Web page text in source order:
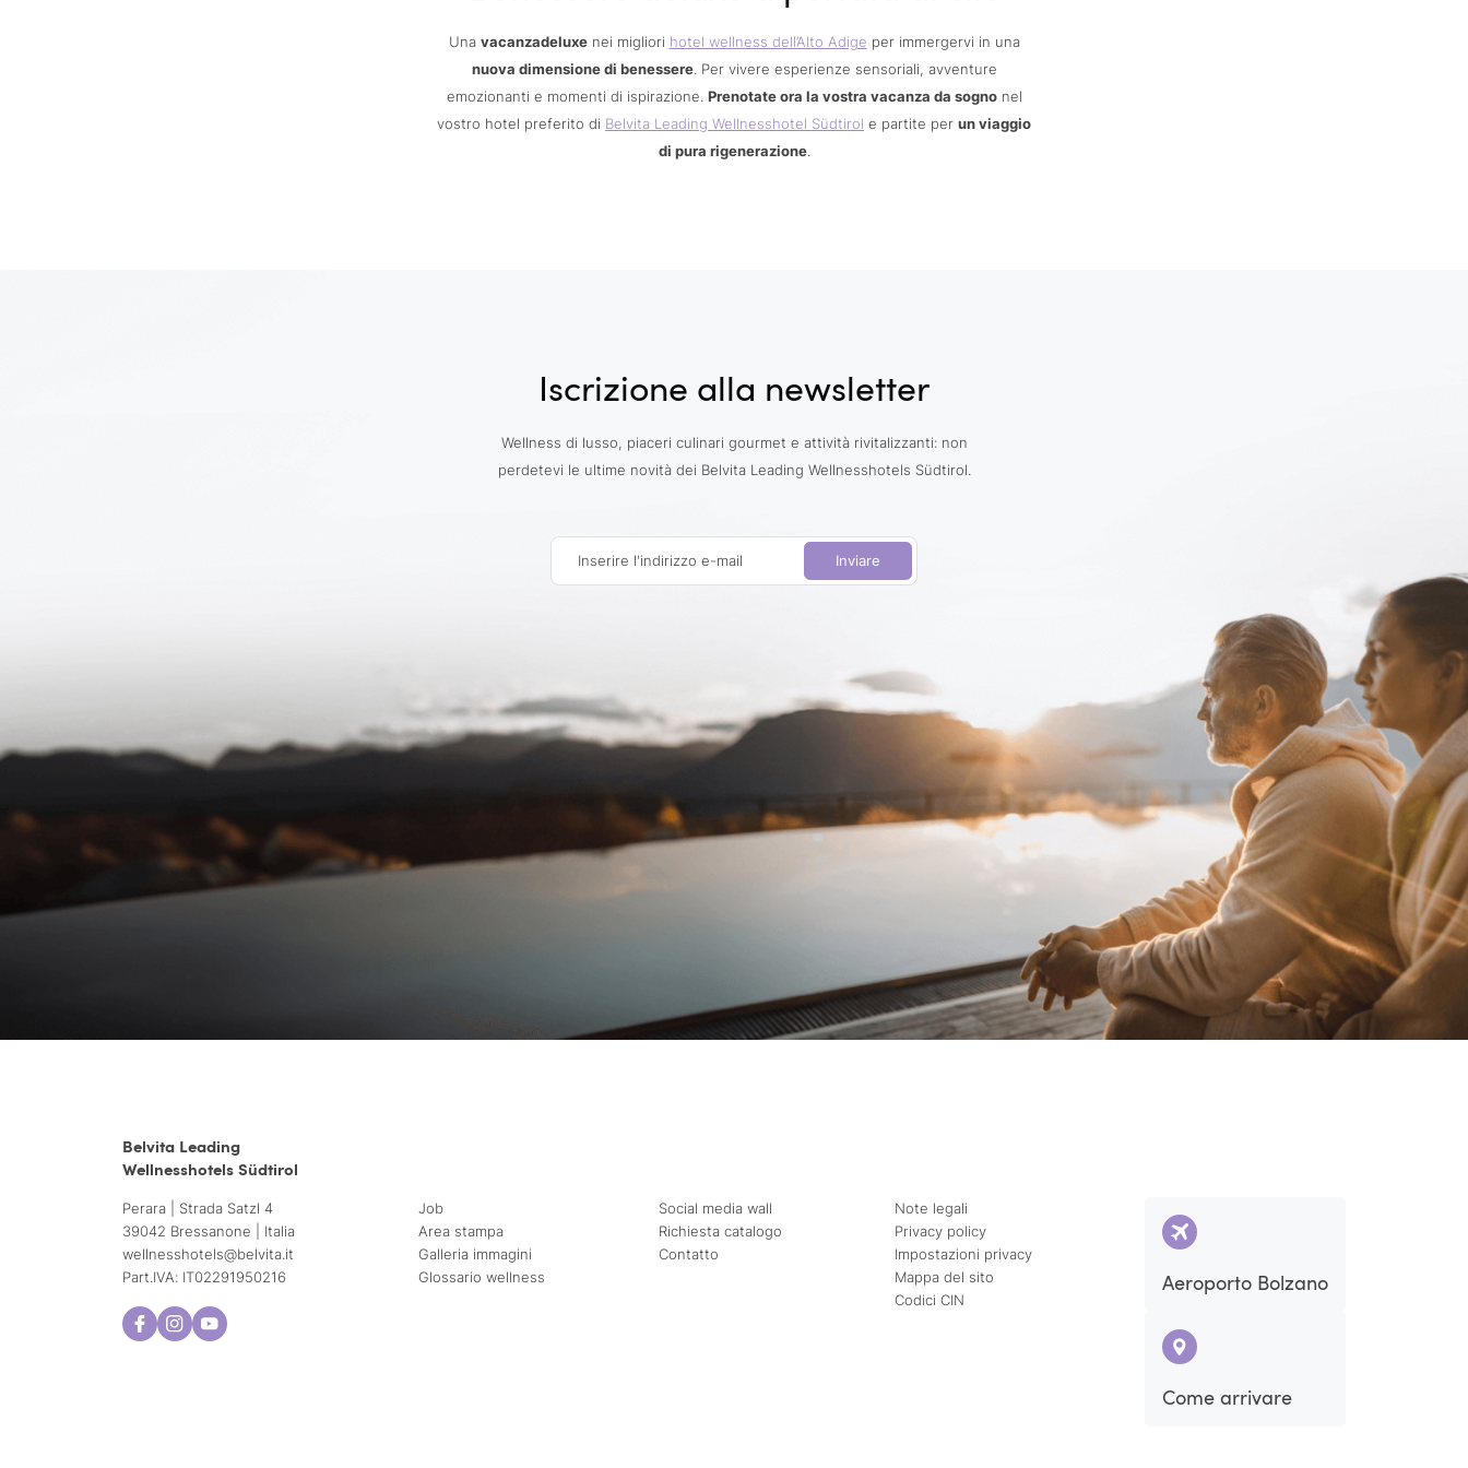
Una vacanzadeluxenei migliori hotel wellness dell’Alto Adige per immergervi in una
nuova dimensione di benessere. Per vivere esperienze sensoriali, avventure
emozionanti e momenti di ispirazione. Prenotate ora la vostra vacanza da sognonel
vostro hotel preferito di Belvita Leading Wellnesshotel Südtirol e partite per un viaggio
di pura rigenerazione.
Iscrizione alla newsletter
Wellness di lusso, piaceri culinari gourmet e attività rivitalizzanti: non
perdetevi le ultime novità dei Belvita Leading Wellnesshotels Südtirol.
Inserire l'indirizzo e-mail Inviare
Belvita Leading
Wellnesshotels Südtirol
Perara | Strada Satzl 4
39042 Bressanone | Italia
wellnesshotels@belvita.it
Part.IVA: IT02291950216
Job
Area stampa
Galleria immagini
Glossario wellness
Social media wall
Richiesta catalogo
Contatto
Note legali
Privacy policy
Impostazioni privacy
Mappa del sito
Codici CIN
Aeroporto Bolzano
Come arrivare